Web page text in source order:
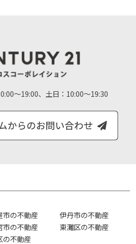
～19:00、土日：10:00～19:30
市の不動産
伊丹市の不動産
市の不動産
東灘区の不動産
の不動産